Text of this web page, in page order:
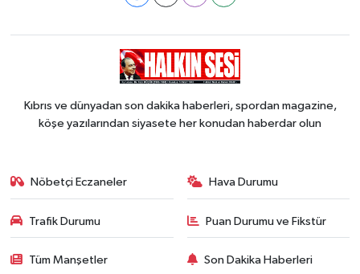
Kıbrıs ve dünyadan son dakika haberleri, spordan magazine,
köşe yazılarından siyasete her konudan haberdar olun
Nöbetçi Eczaneler Hava Durumu
Trafik Durumu Puan Durumu ve Fikstür
Tüm Manşetler Son Dakika Haberleri